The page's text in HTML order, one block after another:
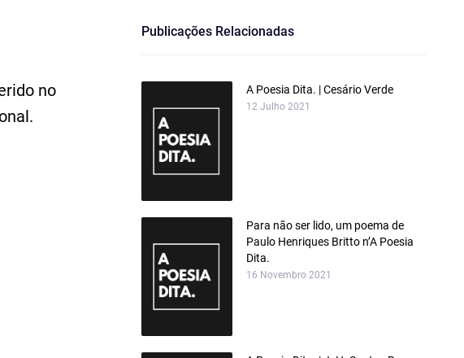
no
Publicações Relacionadas
A Poesia Dita. | Cesário Verde
12 Julho 2021
Para não ser lido, um poema de
Paulo Henriques Britto n’A Poesia
Dita.
16 Novembro 2021